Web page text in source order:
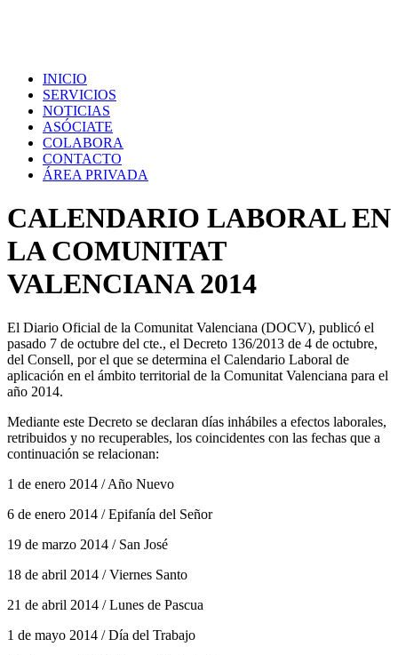
INICIO
SERVICIOS
NOTICIAS
ASÓCIATE
COLABORA
CONTACTO
ÁREA PRIVADA
CALENDARIO LABORAL EN
LA COMUNITAT
VALENCIANA 2014
El Diario Oficial de la Comunitat Valenciana (DOCV), publicó el
pasado 7 de octubre del cte., el Decreto 136/2013 de 4 de octubre,
del Consell, por el que se determina el Calendario Laboral de
aplicación en el ámbito territorial de la Comunitat Valenciana para el
año 2014.
Mediante este Decreto se declaran días inhábiles a efectos laborales,
retribuidos y no recuperables, los coincidentes con las fechas que a
continuación se relacionan:
1 de enero 2014 / Año Nuevo
6 de enero 2014 / Epifanía del Señor
19 de marzo 2014 / San José
18 de abril 2014 / Viernes Santo
21 de abril 2014 / Lunes de Pascua
1 de mayo 2014 / Día del Trabajo